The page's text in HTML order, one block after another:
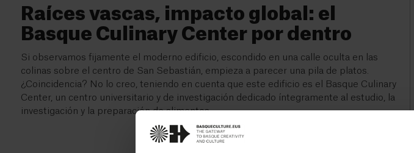
Raíces vascas, impacto global: el
Basque Culinary Center por dentro
Si observamos fijamente el moderno edificio, escondido en una calle oculta en las
colinas sobre el centro de San Sebastián, empieza a parecer una pila de platos.
¿Coincidencia? No lo creo, teniendo en cuenta que este edificio es el Basque Culinary
Center, un centro universitario y de investigación dedicado íntegramente al estudio, la
investigación y la preparación de alimentos.